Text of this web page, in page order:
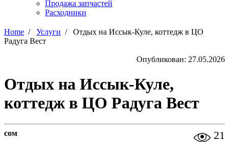
Продажа запчастей
Расходники
Home / Услуги /
Отдых на Иссык-Куле, коттедж в ЦО
Радуга Вест
Опубликован: 27.05.2026
Отдых на Иссык-Куле,
коттедж в ЦО Радуга Вест
сом 21